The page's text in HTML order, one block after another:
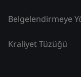
Belgelendirmeye
Kraliyet Tüzüğü